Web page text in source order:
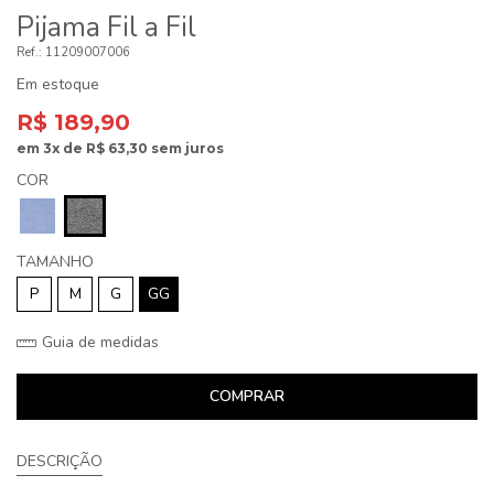
Pijama Fil a Fil
11209007006
Em estoque
R$ 189,90
em 3x de R$ 63,30 sem juros
COR
TAMANHO
P
M G GG
Guia de medidas
COMPRAR
DESCRIÇÃO